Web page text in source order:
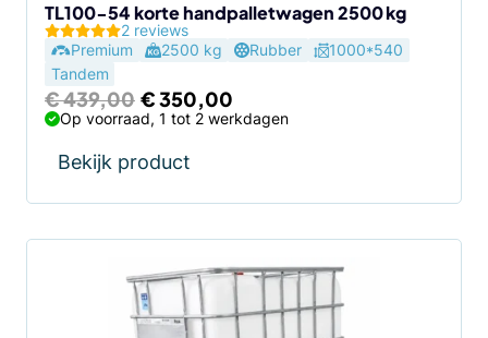
TL100-54 korte handpalletwagen 2500 kg
2 reviews
Premium
2500 kg Rubber
1000*540
Tandem
€439,00 Oorspronkelijke
prijs
was:
€ 439,00.
€350,00
prijs
Op voorraad, 1 tot 2 werkdagen
Bekijk product